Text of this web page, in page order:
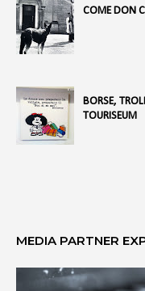
COME DON
BORSE,
TOURISEUM
MEDIA PARTNER